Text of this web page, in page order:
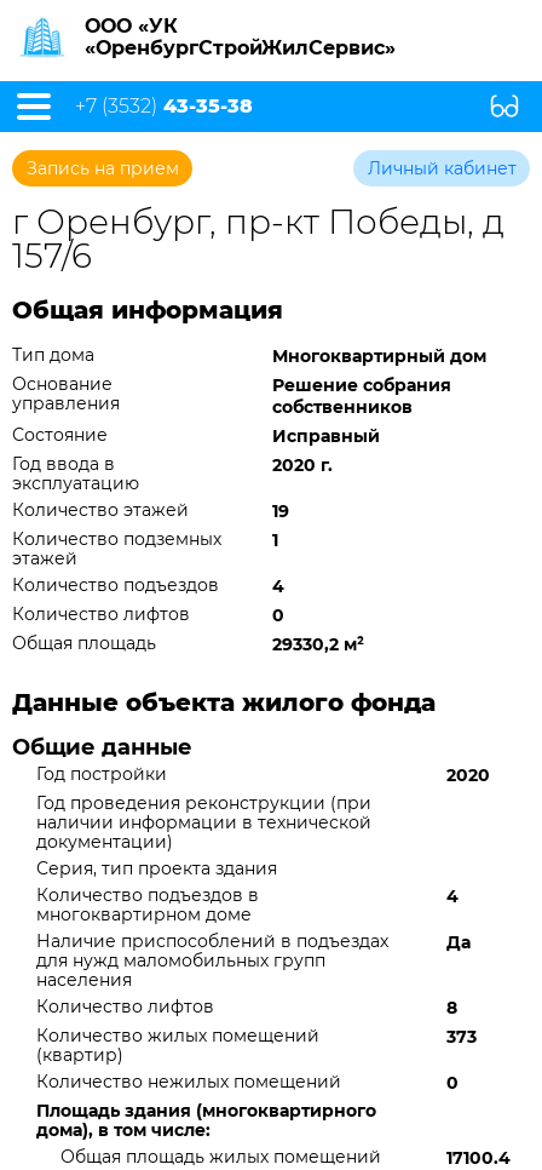
ООО «УК
«ОренбургСтройЖилСервис»
+7 (3532) 43-35-38
Запись на прием Личный кабинет
г Оренбург, пр-кт Победы, д
157/6
Общая информация
Тип дома
Многоквартирный дом
Основание
управления
Решение собрания
собственников
Состояние
Исправный
Год ввода в
эксплуатацию
2020 г.
Количество этажей
19
Количество подземных
этажей
1
Количество подъездов
4
Количество лифтов
0
Общая площадь
29330,2 м²
Данные объекта жилого фонда
Общие данные
Год постройки
2020
Год проведения реконструкции (при
наличии информации в технической
документации)
Серия, тип проекта здания
Количество подъездов в
многоквартирном доме
4
Наличие приспособлений в подъездах
для нужд маломобильных групп
населения
Да
Количество лифтов
8
Количество жилых помещений
(квартир)
373
Количество нежилых помещений
0
Площадь здания (многоквартирного
дома), в том числе:
Общая площадь жилых помещений
17100.4